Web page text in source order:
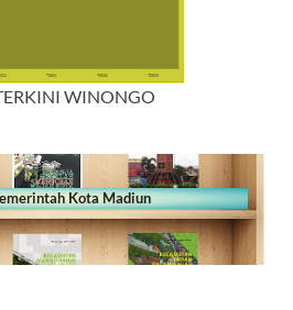
WINONGO
Kota Madiun